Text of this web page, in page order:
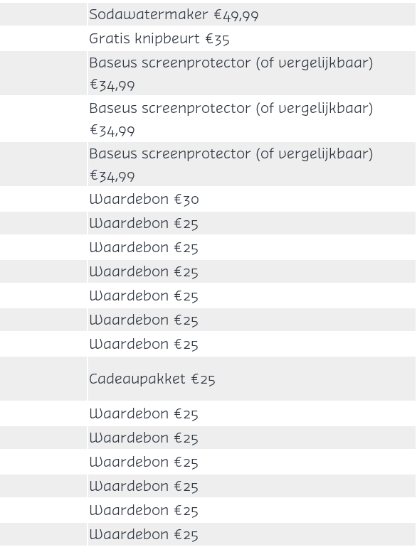
Sodawatermaker €49,99
Gratis knipbeurt €35
Baseus screenprotector (of vergelijkbaar)
€34,99
Baseus screenprotector (of vergelijkbaar)
€34,99
Baseus screenprotector (of vergelijkbaar)
€34,99
Waardebon €30
Waardebon €25
Waardebon €25
Waardebon €25
Waardebon €25
Waardebon €25
Waardebon €25
Cadeaupakket €25
Waardebon €25
Waardebon €25
Waardebon €25
Waardebon €25
Waardebon €25
Waardebon €25